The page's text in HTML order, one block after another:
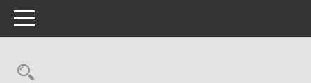
Toggle navigation